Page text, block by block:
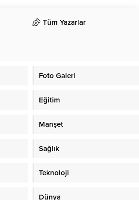
Tüm Yazarlar
Foto Galeri
Eğitim
Manşet
Sağlık
Teknoloji
Dünya